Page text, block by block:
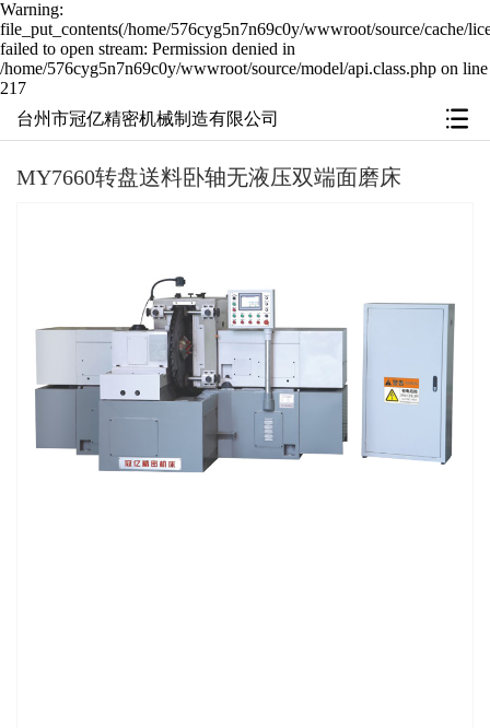
Warning:
file_put_contents(/home/576cyg5n7n69c0y/wwwroot/source/cache/
failed to open stream: Permission denied in
/home/576cyg5n7n69c0y/wwwroot/source/model/api.class.php on line
217
台州市冠亿精密机械制造有限公司
MY7660转盘送料卧轴无液压双端面磨床